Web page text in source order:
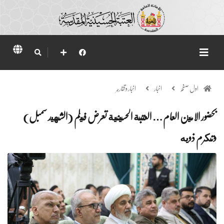
اول صفحہ اخبار اخبار وتقارير
بحضور الامين العام… العتبة الحسينية تعرض فيلم (الشهيد سمبل)
وتكرم ذويه